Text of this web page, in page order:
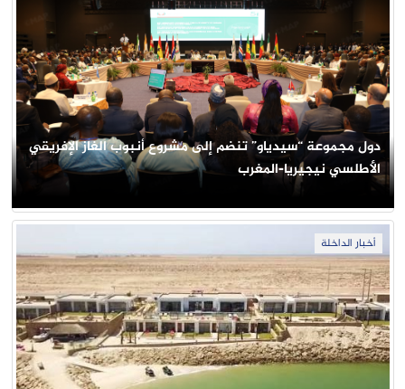
دول مجموعة “سيدياو” تنضم إلى مشروع أنبوب الغاز الإفريقي
الأطلسي نيجيريا-المغرب
أخبار الداخلة